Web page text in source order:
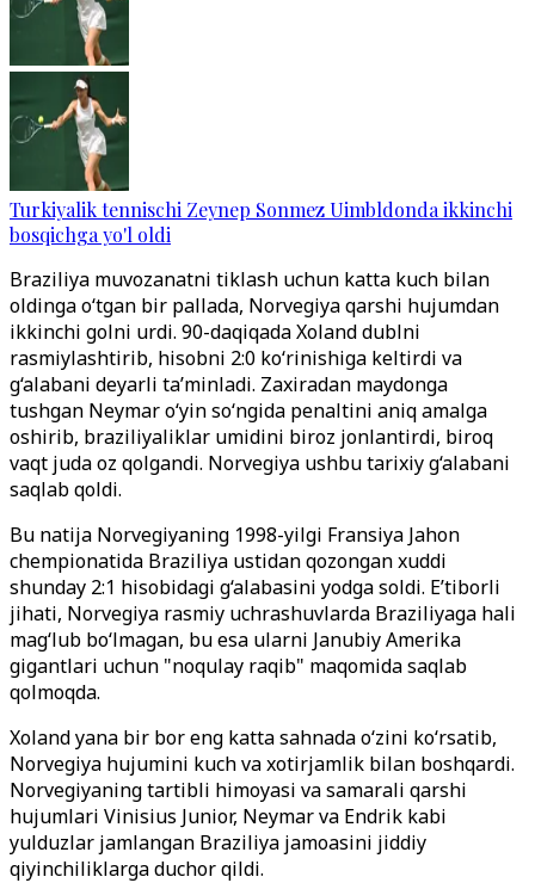
Turkiyalik tennischi Zeynep Sonmez Uimbldonda ikkinchi
bosqichga yo'l oldi
Braziliya muvozanatni tiklash uchun katta kuch bilan
oldinga o‘tgan bir pallada, Norvegiya qarshi hujumdan
ikkinchi golni urdi. 90-daqiqada Xoland dublni
rasmiylashtirib, hisobni 2:0 ko‘rinishiga keltirdi va
g‘alabani deyarli ta’minladi. Zaxiradan maydonga
tushgan Neymar o‘yin so‘ngida penaltini aniq amalga
oshirib, braziliyaliklar umidini biroz jonlantirdi, biroq
vaqt juda oz qolgandi. Norvegiya ushbu tarixiy g‘alabani
saqlab qoldi.
Bu natija Norvegiyaning 1998-yilgi Fransiya Jahon
chempionatida Braziliya ustidan qozongan xuddi
shunday 2:1 hisobidagi g‘alabasini yodga soldi. E’tiborli
jihati, Norvegiya rasmiy uchrashuvlarda Braziliyaga hali
mag‘lub bo‘lmagan, bu esa ularni Janubiy Amerika
gigantlari uchun "noqulay raqib" maqomida saqlab
qolmoqda.
Xoland yana bir bor eng katta sahnada o‘zini ko‘rsatib,
Norvegiya hujumini kuch va xotirjamlik bilan boshqardi.
Norvegiyaning tartibli himoyasi va samarali qarshi
hujumlari Vinisius Junior, Neymar va Endrik kabi
yulduzlar jamlangan Braziliya jamoasini jiddiy
qiyinchiliklarga duchor qildi.